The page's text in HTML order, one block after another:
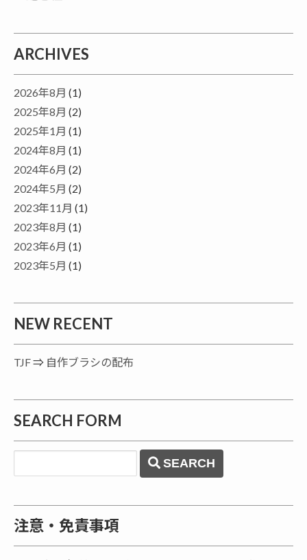
ARCHIVES
2026年8月 (1)
2025年8月 (2)
2025年1月 (1)
2024年8月 (1)
2024年6月 (2)
2024年5月 (2)
2023年11月 (1)
2023年8月 (1)
2023年6月 (1)
2023年5月 (1)
NEW RECENT
TJF⇒ 自作ブラシの配布
SEARCH FORM
SEARCH
注意・免責事項